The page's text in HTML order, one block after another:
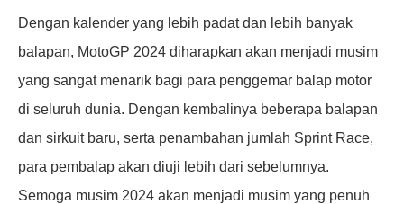
Dengan kalender yang lebih padat dan lebih banyak
balapan, MotoGP 2024 diharapkan akan menjadi musim
yang sangat menarik bagi para penggemar balap motor
di seluruh dunia. Dengan kembalinya beberapa balapan
dan sirkuit baru, serta penambahan jumlah Sprint Race,
para pembalap akan diuji lebih dari sebelumnya.
Semoga musim 2024 akan menjadi musim yang penuh